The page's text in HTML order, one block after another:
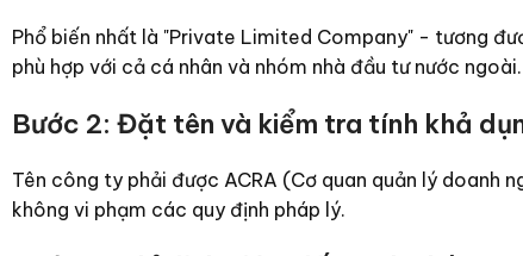
Phổ biến nhất là "Private Limited Company" - tương
phù hợp với cả cá nhân và nhóm nhà đầu tư nước ngoài.
Bước 2: Đặt tên và kiểm tra tính khả
Tên công ty phải được ACRA (Cơ quan quản lý doanh
không vi phạm các quy định pháp lý.